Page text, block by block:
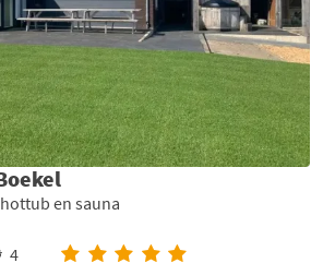
en sauna
4